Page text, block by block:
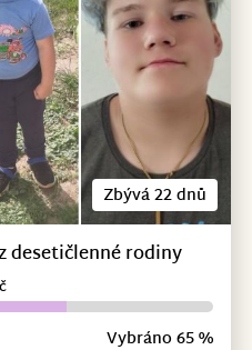
Zbývá 22 dnů
desetičlenné rodiny
Vybráno 65 %